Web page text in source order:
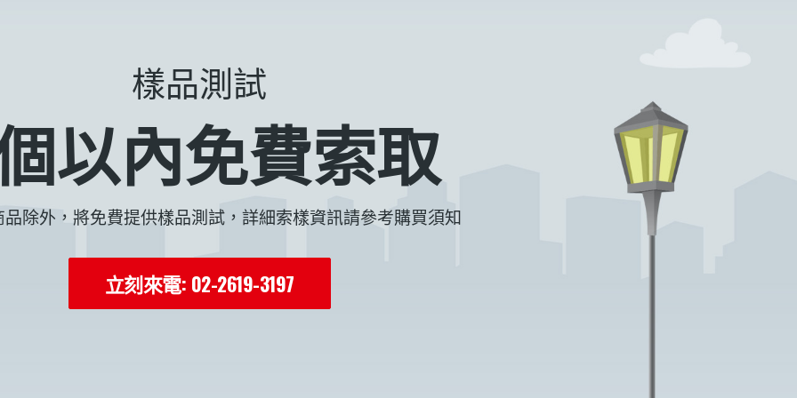
樣品測試
以內免費索取
除外，將免費提供樣品測試，詳細索樣資訊請參考購買須知
立刻來電: 02-2619-3197